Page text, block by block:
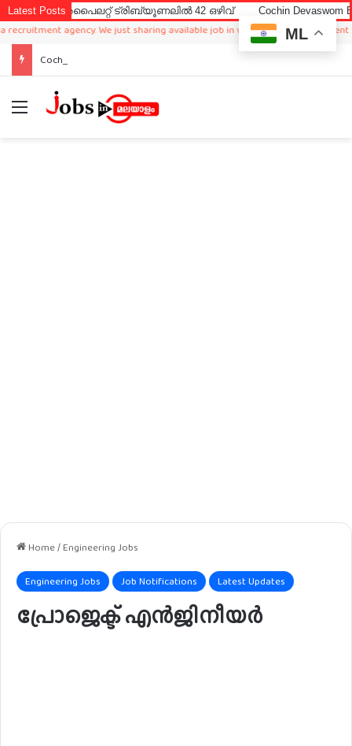
Latest Posts
അപൈലറ്റ് ട്രിബ്യൂണലിൽ 42 ഒഴിവ് Cochin Devaswom Board LD
agency. We just sharing available job in worldwide from different
Cochin Devaswom Board LD Clerk Exam Answer Key 2026
Menu
Home/Engineering Jobs
Engineering Jobs Job Notifications Latest Updates
പ്രോജെക്ട് എൻജിനീയർ
ML